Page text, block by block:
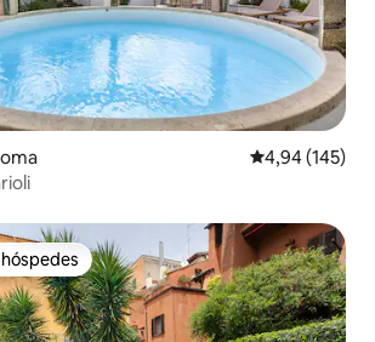
4,94 de uma
4,94 (145)
preferidos dos hóspedes